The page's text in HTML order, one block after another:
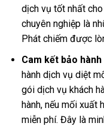
dịch vụ tốt nhất
chuyên nghiệp là
Phát chiếm được
Cam kết bảo hành
hành dịch vụ diệt
gói dịch vụ khách
hành, nếu mối xuất
miễn phí. Đây là